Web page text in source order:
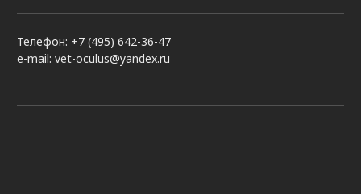
Телефон: +7 (495) 642-36-47
e-mail: vet-oculus@yandex.ru